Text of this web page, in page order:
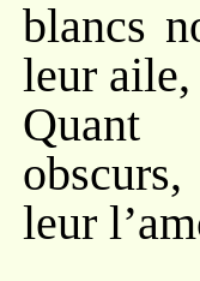
blancs
leur aile,
Quant
leur